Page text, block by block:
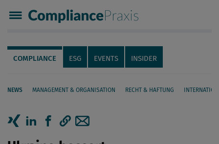
Compliance Praxis
Servicenavigation
Navigation
COMPLIANCE ESG EVENTS INSIDER
NEWS MANAGEMENT & ORGANISATION RECHT & HAFTUNG
Seiteninhalt
Artikel auf Xing teilen
Artikel auf linkedIn teilen